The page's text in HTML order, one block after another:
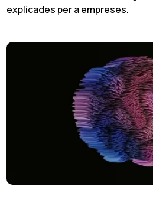
explicades per a empreses.